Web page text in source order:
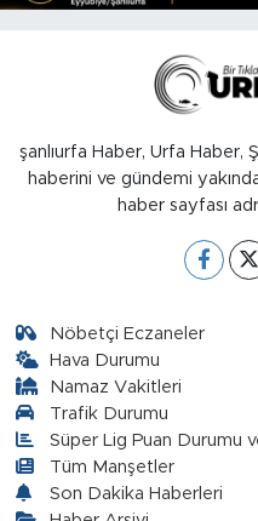
şanlıurfa Haber, Urfa Haber,
haberini ve gündemi
haber sayfası
Nöbetçi Eczaneler
Hava Durumu
Namaz Vakitleri
Trafik Durumu
Süper Lig Puan Durumu
Tüm Manşetler
Son Dakika Haberleri